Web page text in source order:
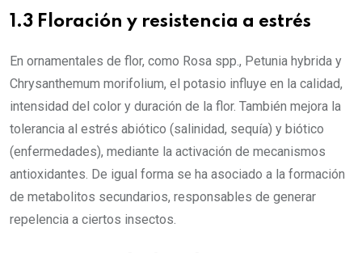
1.3 Floración y resistencia a estrés
En ornamentales de flor, como Rosa spp., Petunia hybrida y
Chrysanthemum morifolium, el potasio influye en la calidad,
intensidad del color y duración de la flor. También mejora la
tolerancia al estrés abiótico (salinidad, sequía) y biótico
(enfermedades), mediante la activación de mecanismos
antioxidantes. De igual forma se ha asociado a la formación
de metabolitos secundarios, responsables de generar
repelencia a ciertos insectos.